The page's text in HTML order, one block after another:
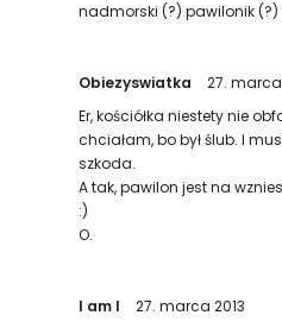
nadmorski (?) pawilonik (?)
Obiezyswiatka
27. marca
Er, kościółka niestety nie
chciałam, bo był ślub. I
szkoda.
A tak, pawilon jest na
:)
O.
I am I
27. marca 2013